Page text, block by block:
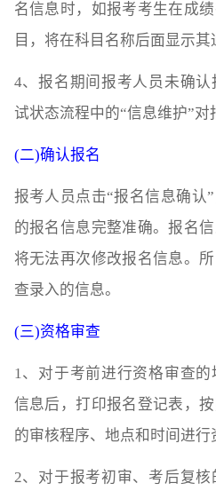
名信息时，如报考考生在成
目，将在科目名称后面显示其
4、报名期间报考人员未确
试状态流程中的“信息维护”对
(二)确认报名
报考人员点击“报名信息确认
的报名信息完整准确。报名
将无法再次修改报名信息。
查录入的信息。
(三)资格审查
1、对于考前进行资格审查
信息后，打印报名登记表，
的审核程序、地点和时间进行
2、对于报考初审、考后复